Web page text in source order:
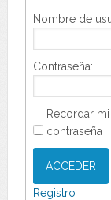
Nombre de
Contraseña:
Recordar mi
contraseña
ACCEDER
Registro